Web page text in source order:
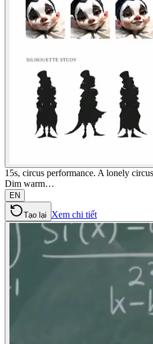
15s, circus performance. A lonely
Dim warm…
EN
Tạo lại Xem chi tiết